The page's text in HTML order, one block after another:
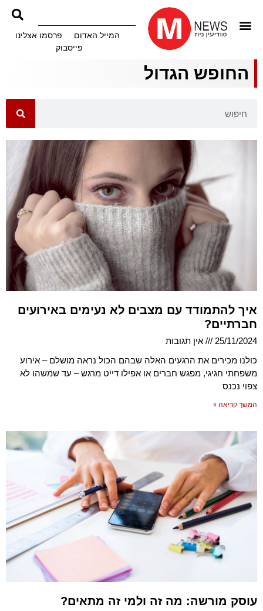
המייל האדום
פרסמו אצלינו
פייסבוק
החופש הגדול
איך להתמודד עם מצבים לא נעימים באירועים
חברתיים?
25/11/2024
אין תגובות
כולנו מכירים את הרגעים האלה שבהם הכול נראה מושלם – אירוע
משפחתי חגיגי, מפגש חברים או אפילו דייט מרגש – עד שמשהו לא
צפוי נכנס
המשך קריאה »
עוסק מורשה: מה זה ולמי זה מתאים?